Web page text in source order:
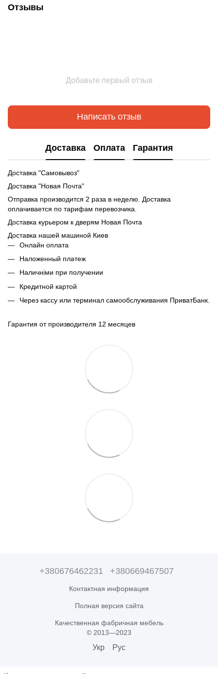
Отзывы
Добавьте первый отзыв
Написать отзыв
Доставка Оплата Гарантия
Доставка "Самовывоз"
Доставка "Новая Почта"
Отправка производится 2 раза в неделю. Доставка
оплачивается по тарифам перевозчика.
Доставка курьером к дверям Новая Почта
Доставка нашей машиной Киев
Онлайн оплата
Наложенный платеж
Наличніми при получении
Кредитной картой
Через кассу или терминал самообслуживания ПриватБанк.
Гарантия от производителя 12 месяцев
+380676462231 +380669467507
Контактная информация
Полная версия сайта
Качественная фабричная мебель
© 2013—2023
Укр Рус